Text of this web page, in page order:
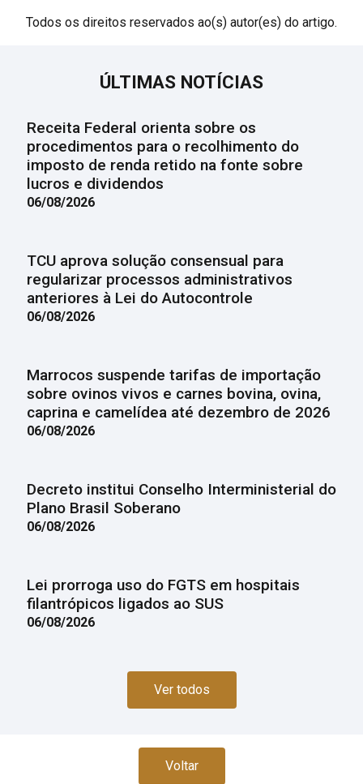
Todos os direitos reservados ao(s) autor(es) do artigo.
ÚLTIMAS NOTÍCIAS
Receita Federal orienta sobre os
procedimentos para o recolhimento do
imposto de renda retido na fonte sobre
lucros e dividendos
06/08/2026
TCU aprova solução consensual para
regularizar processos administrativos
anteriores à Lei do Autocontrole
06/08/2026
Marrocos suspende tarifas de importação
sobre ovinos vivos e carnes bovina, ovina,
caprina e camelídea até dezembro de 2026
06/08/2026
Decreto institui Conselho Interministerial do
Plano Brasil Soberano
06/08/2026
Lei prorroga uso do FGTS em hospitais
filantrópicos ligados ao SUS
06/08/2026
Ver todos
Voltar